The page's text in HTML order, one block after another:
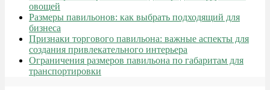
овощей
Размеры павильонов: как выбрать подходящий для
бизнеса
Признаки торгового павильона: важные аспекты для
создания привлекательного интерьера
Ограничения размеров павильона по габаритам для
транспортировки